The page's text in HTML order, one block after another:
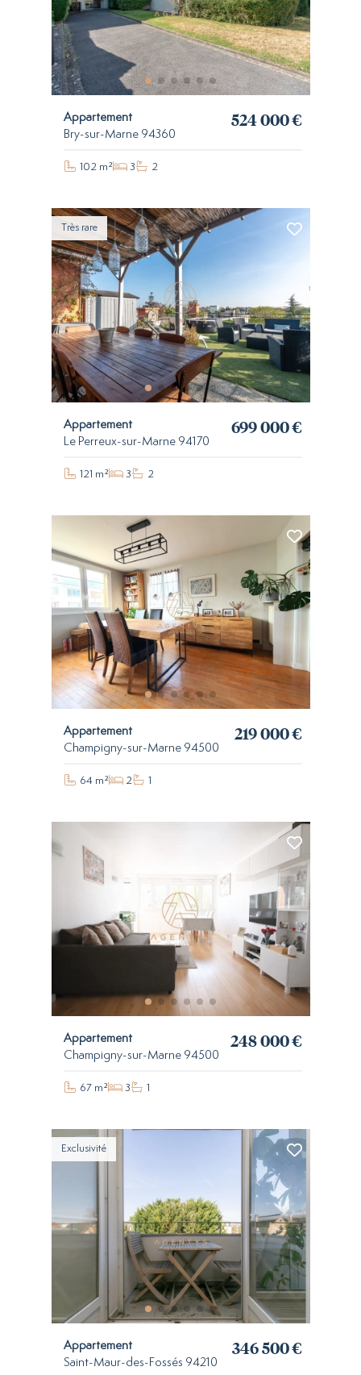
Appartement
Bry-sur-Marne 94360
524 000 €
102 m² 3 2
Très rare
Appartement
Le Perreux-sur-Marne 94170
699 000 €
121 m² 3 2
Appartement
Champigny-sur-Marne 94500
219 000 €
64 m² 2 1
Appartement
Champigny-sur-Marne 94500
248 000 €
67 m² 3 1
Exclusivité
Appartement
Saint-Maur-des-Fossés 94210
346 500 €